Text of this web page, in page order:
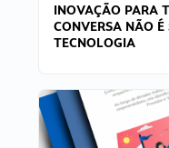
INOVAÇÃO PARA
CONVERSA NÃO É
TECNOLOGIA